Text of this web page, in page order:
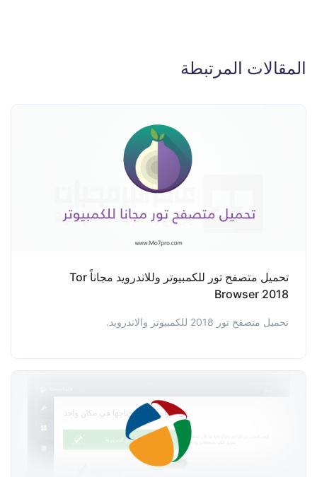
المقالات المرتبطة
تحميل متصفح تور للكمبيوتر وللاندرويد مجاناً Tor
Browser 2018
تحميل متصفح تور 2018 للكمبيوتر والاندرويد.